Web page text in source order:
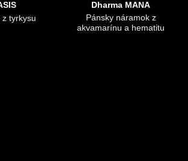
z tyrkysu
Dharma MANA
Pánsky náramok z
akvamarínu a hematitu